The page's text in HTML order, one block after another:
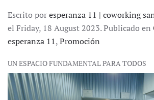
Escrito poresperanza 11 | coworking
el Friday, 18 August 2023. Publicado en
esperanza 11,Promoción
UN ESPACIO FUNDAMENTAL PARA TODOS